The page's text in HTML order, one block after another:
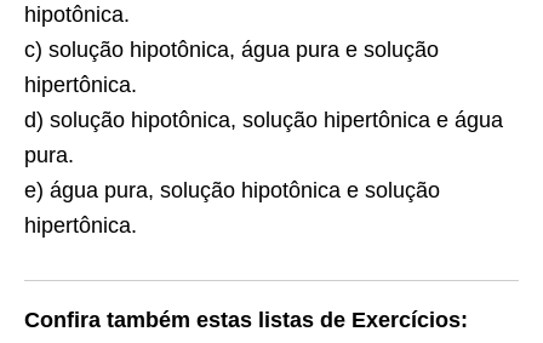
hipotônica.
c) solução hipotônica, água pura e solução
hipertônica.
d) solução hipotônica, solução hipertônica e água
pura.
e) água pura, solução hipotônica e solução
hipertônica.
Confira também estas listas de Exercícios: